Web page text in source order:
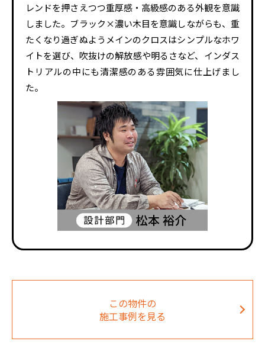
レンドを押さえつつ重厚感・高級感のある外観を意識
しました。ブラック×濃い木目を意識しながらも、重
たくなり過ぎぬようメインのクロスはシンプルなホワ
イトを選び、吹抜けの解放感や明るさなど、インダス
トリアルの中にも清潔感のある雰囲気に仕上げまし
た。
この物件の
施工事例を見る